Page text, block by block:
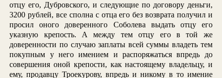
отцу его, Дубровского, и следующие по договору деньги,
3200 рублей, все сполна с отца его без возврата получил и
просил оного доверенного Соболева выдать отцу его
указную крепость. А между тем отцу его в той же
доверенности по случаю заплаты всей суммы владеть тем
покупным у него имением и распоряжаться впредь до
совершения оной крепости, как настоящему владельцу, и
ему, продавцу Троекурову, впредь и никому в то имение